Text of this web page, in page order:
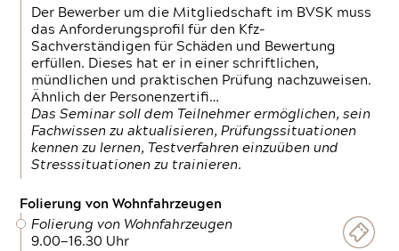
Der Bewerber um die Mitgliedschaft im BVSK muss
das Anforderungsprofil für den Kfz-
Sachverständigen für Schäden und Bewertung
erfüllen. Dieses hat er in einer schriftlichen,
mündlichen und praktischen Prüfung nachzuweisen.
Ähnlich der Personenzertifi…
Das Seminar soll dem Teilnehmer ermöglichen, sein
Fachwissen zu aktualisieren, Prüfungssituationen
kennen zu lernen, Testverfahren einzuüben und
Stresssituationen zu trainieren.
Folierung von Wohnfahrzeugen
Folierung von Wohnfahrzeugen
9.00—16.30 Uhr